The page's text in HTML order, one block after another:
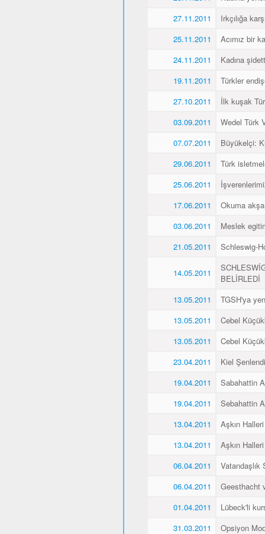
27.11.2011
Irkçılığa
25.11.2011
Acımız bir
24.11.2011
Kadına
19.11.2011
Türkler
27.10.2011
İlk kuşak
03.09.2011
Wedel Türk
07.07.2011
Büyükelçi:
29.06.2011
Türk
25.06.2011
17.06.2011
Okuma
03.06.2011
Meslek
21.05.2011
Schleswig-
14.05.2011
BELİRLEDİ
13.05.2011
TGSH'ya
13.05.2011
Cebel
13.05.2011
Cebel
23.04.2011
Kiel Şenlendi
19.04.2011
Sabahattin
19.04.2011
Sebahattin
13.04.2011
Aşkın Halleri
13.04.2011
Aşkın
06.04.2011
Vatandaşlık
06.04.2011
Geesthacht
01.04.2011
Lübeck'li
31.03.2011
Opsiyon